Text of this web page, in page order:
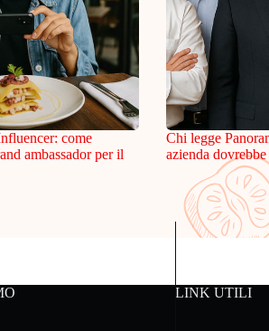
come
ambassador per il
Chi legge
azienda dovrebbe
LINK UTILI